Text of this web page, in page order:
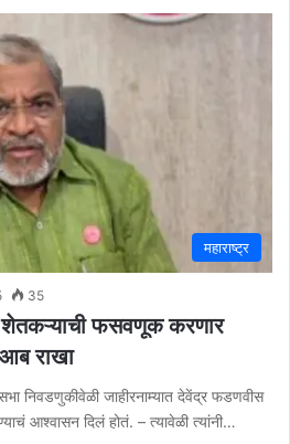
महाराष्ट्र
35
शेतकऱ्याची फसवणूक करणार
राखा
निवडणुकीवेळी जाहीरनाम्यात देवेंद्र फडणवीस
आश्वासन दिलं होतं. – त्यावेळी त्यांनी…